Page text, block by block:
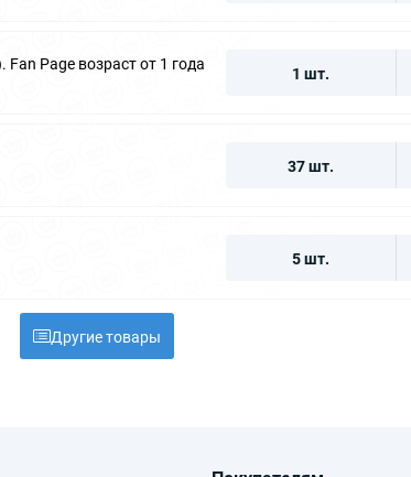
Page возраст от 1 года
1 шт.
37 шт.
5 шт.
Другие товары